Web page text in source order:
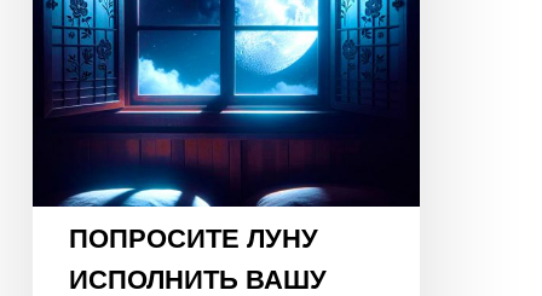
21
декабря
2025
года!
ПОПРОСИТЕ ЛУНУ
ИСПОЛНИТЬ ВАШУ